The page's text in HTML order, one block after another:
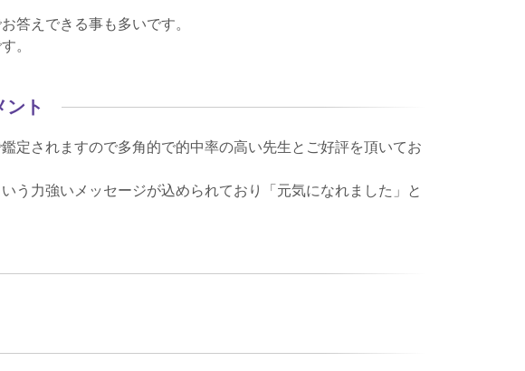
答えできる事も多いです。
。
ント
定されますので多角的で的中率の高い先生とご好評を頂いてお
う力強いメッセージが込められており「元気になれました」と